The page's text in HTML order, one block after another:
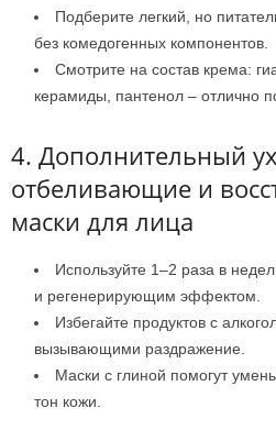
Подберите легкий, но
без комедогенных компонентов.
Смотрите на состав крема:
керамиды, пантенол – отлично
4. Дополнительный
отбеливающие и
маски для лица
Используйте 1–2 раза в
и регенерирующим эффектом.
Избегайте продуктов с
вызывающими раздражение.
Маски с глиной помогут
тон кожи.